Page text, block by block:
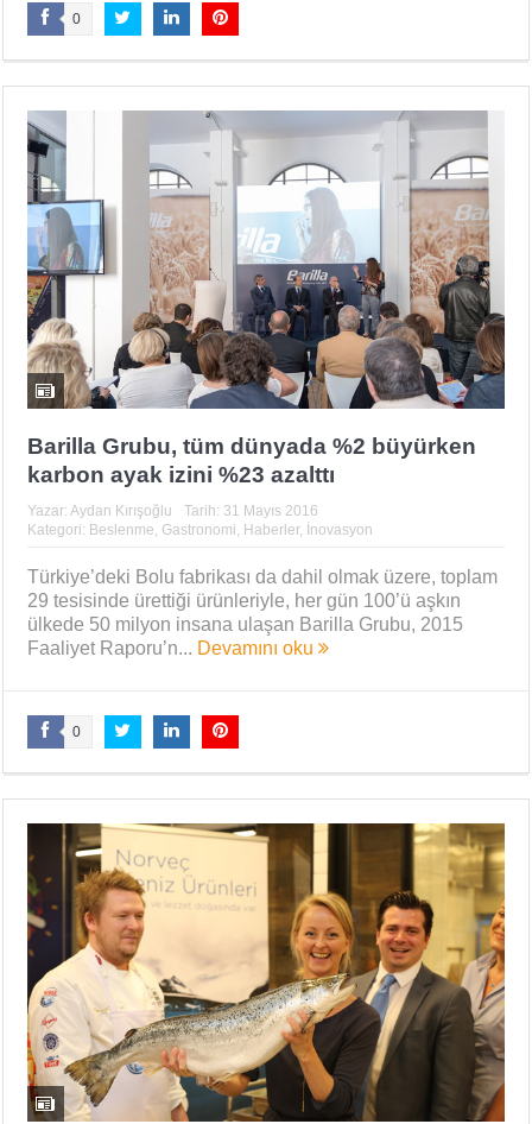
0
Barilla Grubu, tüm dünyada %2 büyürken
karbon ayak izini %23 azalttı
Yazar: Aydan Kırışoğlu Tarih: 31 Mayıs 2016
Kategori: Beslenme Gastronomi Haberler, İnovasyon
Türkiye’deki Bolu fabrikası da dahil olmak üzere, toplam
29 tesisinde ürettiği ürünleriyle, her gün 100’ü aşkın
ülkede 50 milyon insana ulaşan Barilla Grubu, 2015
Faaliyet Raporu’n... Devamını oku
0